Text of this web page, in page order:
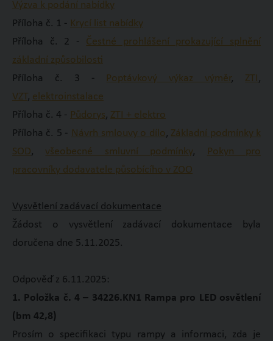
Výzva k podání nabídky
Příloha č. 1 - Krycí list nabídky
Příloha č. 2 - Čestné prohlášení prokazující splnění
základní způsobilosti
Příloha č. 3 - Poptávkový výkaz výměr, ZTI ,
VZT, elektroinstalace
Příloha č. 4 - Půdorys, ZTI + elektro
Příloha č. 5 - Návrh smlouvy o dílo , Základní podmínky k
SOD, všeobecné smluvní podmínky,
Pokyn pro
pracovníky dodavatele působícího v ZOO
Vysvětlení zadávací dokumentace
Žádost o vysvětlení zadávací dokumentace byla
doručena dne 5.11.2025.
Odpověď z 6.11.2025:
1. Položka č. 4 – 34226.KN1 Rampa pro LED osvětlení
(bm 42,8)
Prosím o specifikaci typu rampy a informaci, zda je